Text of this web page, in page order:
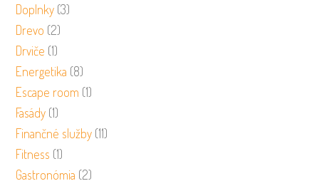
Doplnky (3)
Drevo (2)
Drviče (1)
Energetika (8)
Escape room (1)
Fasády (1)
Finančné služby (11)
Fitness (1)
Gastronómia (2)